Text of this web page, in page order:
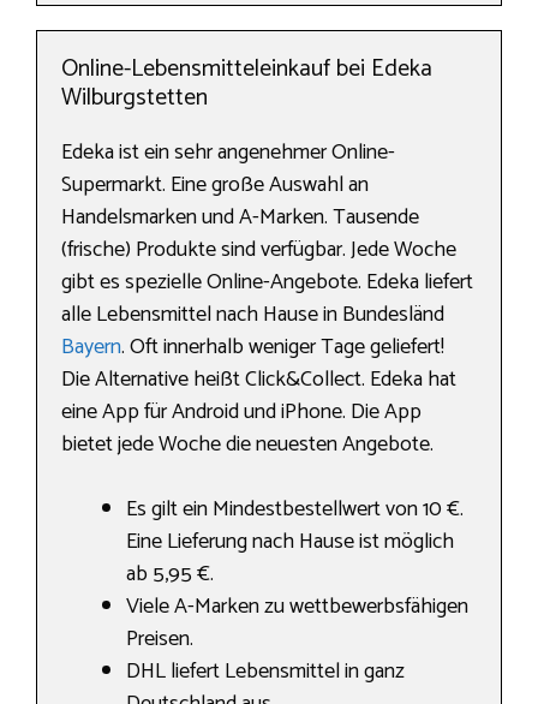
Online-Lebensmitteleinkauf bei Edeka
Wilburgstetten
Edeka ist ein sehr angenehmer Online-
Supermarkt. Eine große Auswahl an
Handelsmarken und A-Marken. Tausende
(frische) Produkte sind verfügbar. Jede Woche
gibt es spezielle Online-Angebote. Edeka liefert
alle Lebensmittel nach Hause in Bundesländ
Bayern. Oft innerhalb weniger Tage geliefert!
Die Alternative heißt Click&Collect. Edeka hat
eine App für Android und iPhone. Die App
bietet jede Woche die neuesten Angebote.
Es gilt ein Mindestbestellwert von 10 €.
Eine Lieferung nach Hause ist möglich
ab 5,95 €.
Viele A-Marken zu wettbewerbsfähigen
Preisen.
DHL liefert Lebensmittel in ganz